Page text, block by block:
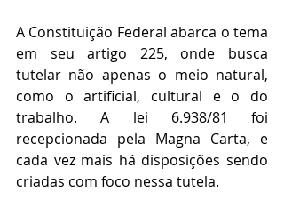
A Constituição Federal abarca o tema
em seu artigo 225, onde busca
tutelar não apenas o meio natural,
como o artificial, cultural e o do
trabalho. A lei 6.938/81 foi
recepcionada pela Magna Carta, e
cada vez mais há disposições sendo
criadas com foco nessa tutela.